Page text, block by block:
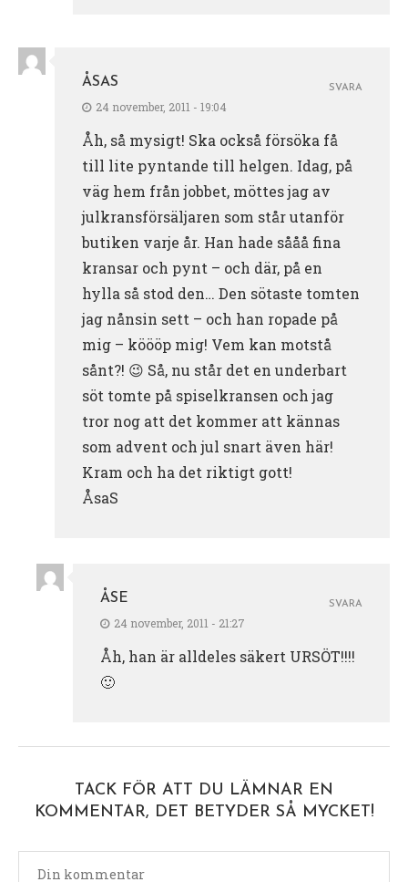
ÅSAS
24 november, 2011 - 19:04
Åh, så mysigt! Ska också försöka få
till lite pyntande till helgen. Idag, på
väg hem från jobbet, möttes jag av
julkransförsäljaren som står utanför
butiken varje år. Han hade sååå fina
kransar och pynt – och där, på en
hylla så stod den… Den sötaste tomten
jag nånsin sett – och han ropade på
mig – köööp mig! Vem kan motstå
sånt?! 😉 Så, nu står det en underbart
söt tomte på spiselkransen och jag
tror nog att det kommer att kännas
som advent och jul snart även här!
Kram och ha det riktigt gott!
ÅsaS
SVARA
ÅSE
24 november, 2011 - 21:27
Åh, han är alldeles säkert URSÖT!!!!
🙂
SVARA
TACK FÖR ATT DU LÄMNAR EN
KOMMENTAR, DET BETYDER SÅ MYCKET!